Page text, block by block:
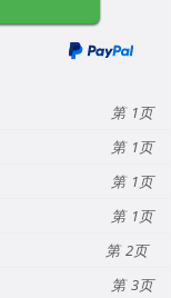
1
1
1
1
2
3